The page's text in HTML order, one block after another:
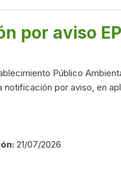
por aviso
Público
por aviso, en
21/07/2026